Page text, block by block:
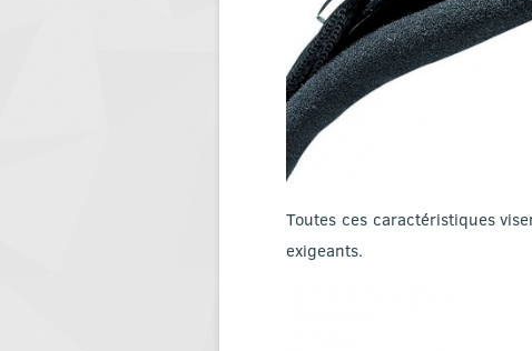
Toutes ces caractéristiques
exigeants.